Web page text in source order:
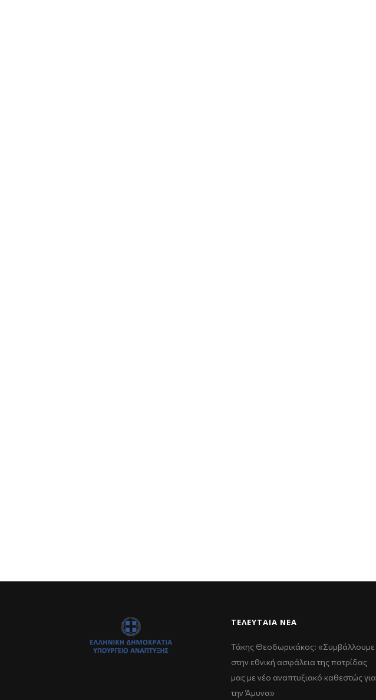
ΤΕΛΕΥΤΑΊΑ ΝΈΑ
Τάκης Θεοδωρικάκος: «Συμβάλλουμε
στην εθνική ασφάλεια της πατρίδας
μας με νέο αναπτυξιακό καθεστώς για
την Άμυνα»